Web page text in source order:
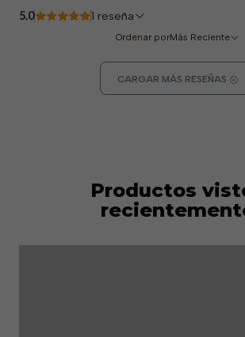
5.0 1 reseña
Ordenar porMás Reciente
CARGAR MÁS RESEÑAS
Productos